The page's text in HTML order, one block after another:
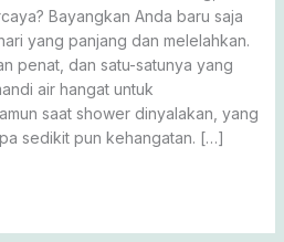
Bayangkan Anda baru saja
yang panjang dan melelahkan.
penat, dan satu-satunya yang
air hangat untuk
saat shower dinyalakan, yang
sedikit pun kehangatan. […]